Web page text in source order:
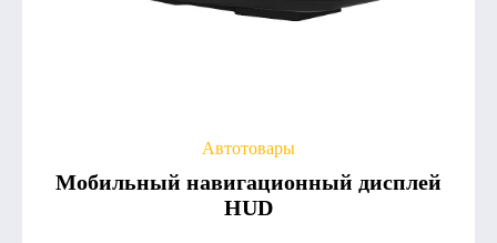
Автотовары
Мобильный навигационный дисплей
HUD